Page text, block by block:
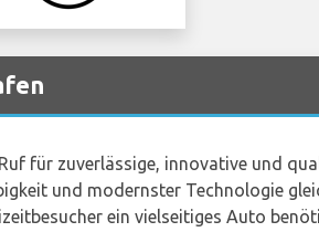
für zuverlässige, innovative und
und modernster Technologie
ein vielseitiges Auto